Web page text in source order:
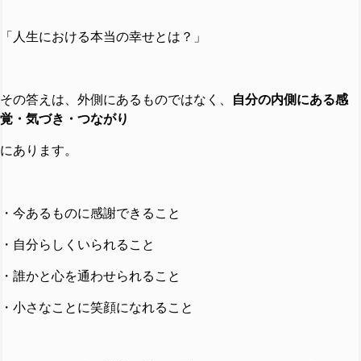
「人生における本当の幸せとは？」
その答えは、外側にあるものではなく、
自分の内側にある感
覚・気づき・つながり
にあります。
・今あるものに感謝できること
・自分らしくいられること
・誰かと心を通わせられること
・小さなことに笑顔になれること